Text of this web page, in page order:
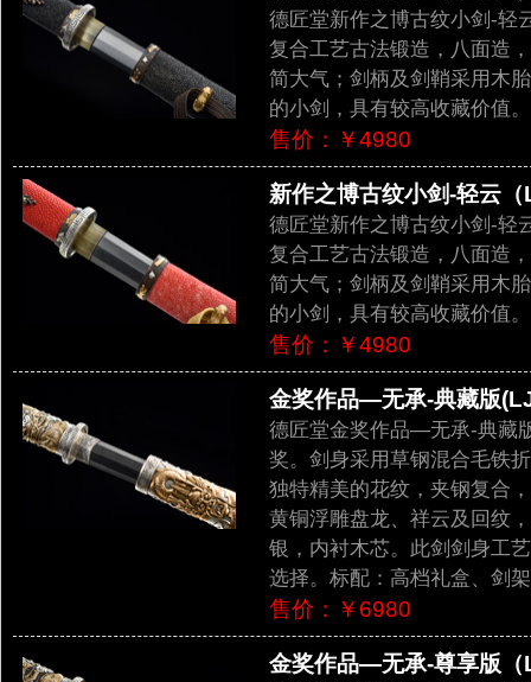
德匠堂新作之博古纹小剑-轻
复合工艺古法锻造，八面造
简大气；剑柄及剑鞘采用木
的小剑，具有较高收藏价值。
售价：￥4980
新作之博古纹小剑-轻云
德匠堂新作之博古纹小剑-轻
复合工艺古法锻造，八面造
简大气；剑柄及剑鞘采用木
的小剑，具有较高收藏价值。
售价：￥4980
金奖作品—无承-典藏版
德匠堂金奖作品—无承-典藏
奖。剑身采用草钢混合毛铁
独特精美的花纹，夹钢复合
黄铜浮雕盘龙、祥云及回纹
银，内衬木芯。此剑剑身工
选择。标配：高档礼盒、剑
售价：￥6980
金奖作品—无承-尊享版